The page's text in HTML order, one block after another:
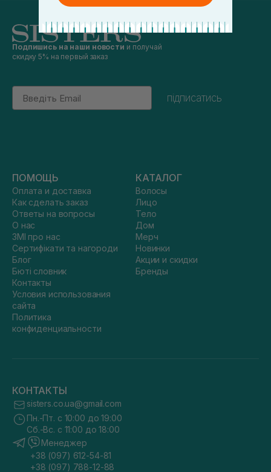
Подпишись на наши новости и получай
скидку 5% на первый заказ
Email
підписатись
ПОМОЩЬ
Оплата и доставка
Как сделать заказ
Ответы на вопросы
О нас
ЗМІ про нас
Сертифікати та нагороди
Блог
Бюті словник
Контакты
Условия использования
сайта
Политика
конфиденциальности
КАТАЛОГ
Волосы
Лицо
Тело
Дом
Мерч
Новинки
Акции и скидки
Бренды
КОНТАКТЫ
sisters.co.ua@gmail.com
Пн.-Пт. с 10:00 до 19:00
Сб.-Вс. с 11:00 до 18:00
Менеджер
+38 (097) 612-54-81
+38 (097) 788-12-88